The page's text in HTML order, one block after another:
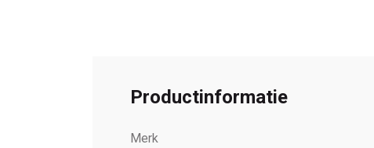
Productinformatie
Merk